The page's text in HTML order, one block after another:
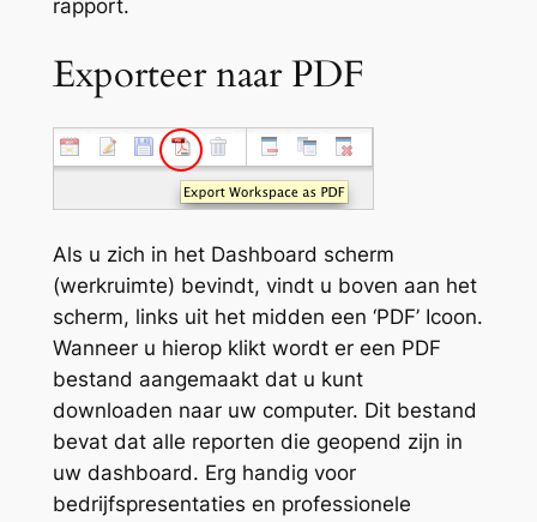
rapport.
Exporteer naar PDF
Als u zich in het Dashboard scherm
(werkruimte) bevindt, vindt u boven aan het
scherm, links uit het midden een ‘PDF’ Icoon.
Wanneer u hierop klikt wordt er een PDF
bestand aangemaakt dat u kunt
downloaden naar uw computer. Dit bestand
bevat dat alle reporten die geopend zijn in
uw dashboard. Erg handig voor
bedrijfspresentaties en professionele